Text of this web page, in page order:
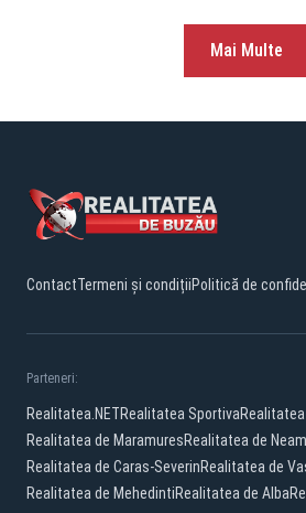
Mai Multe
ContactTermeni și condițiiPolitică de
Parteneri:
Realitatea.NETRealitatea Sportiva
Realitatea de MaramuresRealitatea de
Realitatea de Caras-SeverinRealitatea de
Realitatea de MehedintiRealitatea de Alba